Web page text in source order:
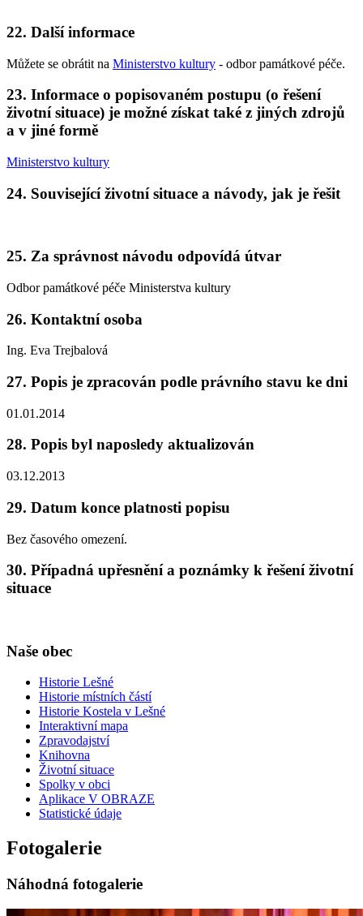
22. Další informace
Můžete se obrátit na Ministerstvo kultury - odbor památkové péče.
23. Informace o popisovaném postupu (o řešení
životní situace) je možné získat také z jiných zdrojů
a v jiné formě
Ministerstvo kultury
24. Související životní situace a návody, jak je řešit
25. Za správnost návodu odpovídá útvar
Odbor památkové péče Ministerstva kultury
26. Kontaktní osoba
Ing. Eva Trejbalová
27. Popis je zpracován podle právního stavu ke dni
01.01.2014
28. Popis byl naposledy aktualizován
03.12.2013
29. Datum konce platnosti popisu
Bez časového omezení.
30. Případná upřesnění a poznámky k řešení životní
situace
Naše obec
Historie Lešné
Historie místních částí
Historie Kostela v Lešné
Interaktivní mapa
Zpravodajství
Knihovna
Životní situace
Spolky v obci
Aplikace V OBRAZE
Statistické údaje
Fotogalerie
Náhodná fotogalerie